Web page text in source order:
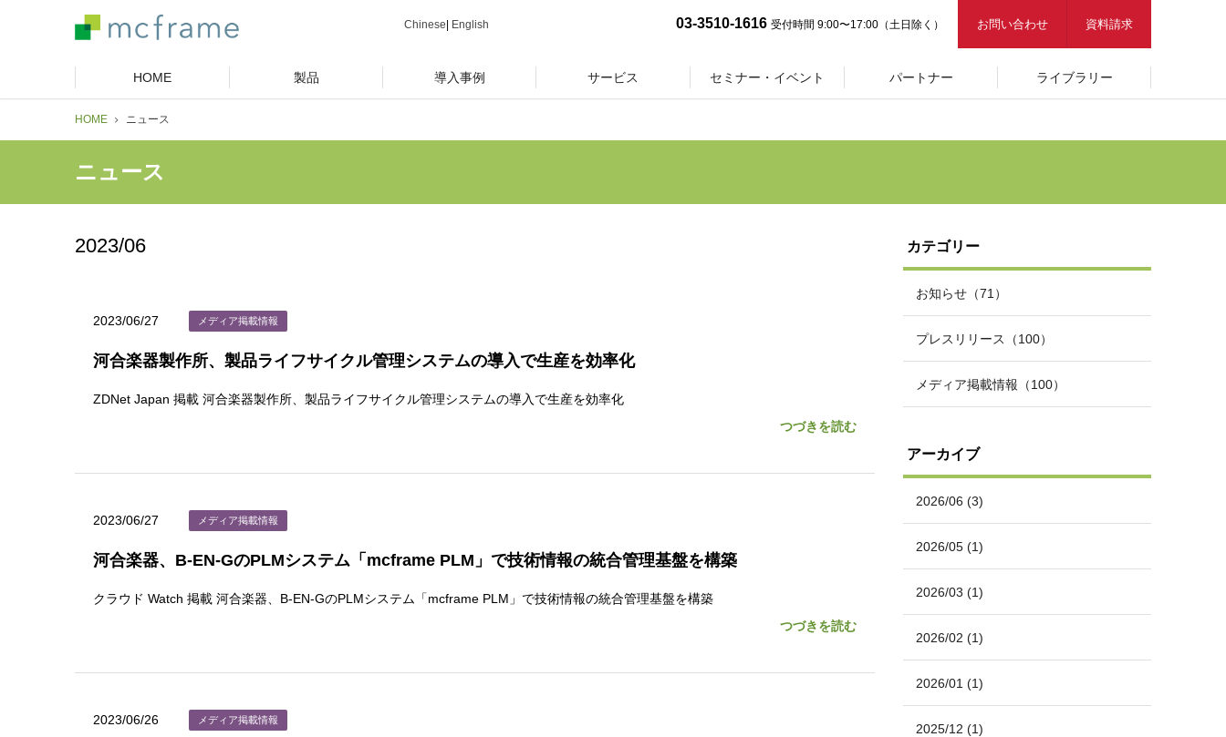
Chinese English 03-3510-1616 受付時間 9:00〜17:00（土日除く） お問い合わせ 資料請求
HOME 製品 導入事例 サービス セミナー・イベント パートナー ライブラリー
HOME ニュース
ニュース
2023/06
2023/06/27 メディア掲載情報
河合楽器製作所、製品ライフサイクル管理システムの導入で生産を効率化
ZDNet Japan 掲載 河合楽器製作所、製品ライフサイクル管理システムの導入で生産を効率化
つづきを読む
2023/06/27 メディア掲載情報
河合楽器、B-EN-GのPLMシステム「mcframe PLM」で技術情報の統合管理基盤を構築
クラウド Watch 掲載 河合楽器、B-EN-GのPLMシステム「mcframe PLM」で技術情報の統合管理基盤を構築
つづきを読む
2023/06/26 メディア掲載情報
カテゴリー
お知らせ（71）
プレスリリース（100）
メディア掲載情報（100）
アーカイブ
2026/06 (3)
2026/05 (1)
2026/03 (1)
2026/02 (1)
2026/01 (1)
2025/12 (1)